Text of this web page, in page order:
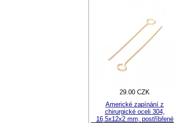
29.00 CZK
Americké zapínání z
chirurgické oceli 304,
16,5x12x2 mm, postříbřené